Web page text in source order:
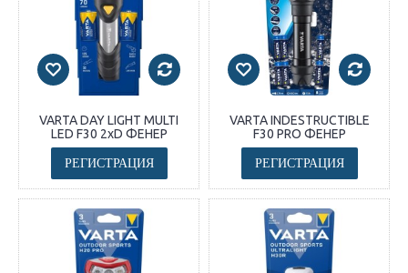
VARTA DAY LIGHT MULTI
LED F30 2xD ФЕНЕР
РЕГИСТРАЦИЯ
VARTA INDESTRUCTIBLE
F30 PRO ФЕНЕР
РЕГИСТРАЦИЯ